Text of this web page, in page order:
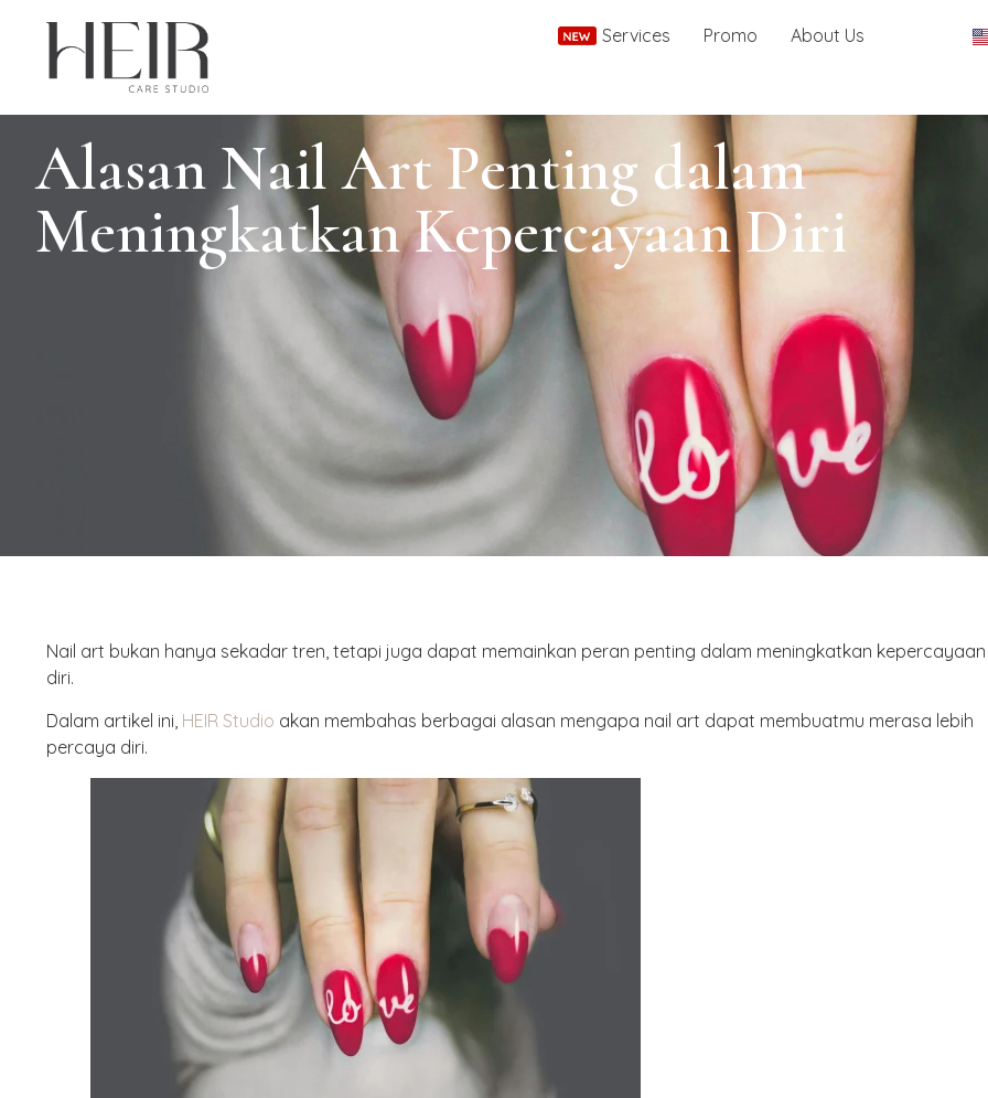
Services Promo About Us
Alasan Nail Art Penting dalam
Meningkatkan Kepercayaan Diri
Nail art bukan hanya sekadar tren, tetapi juga dapat memainkan peran penting dalam meningkatkan kepercayaan
diri.
Dalam artikel ini, HEIR Studio akan membahas berbagai alasan mengapa nail art dapat membuatmu merasa lebih
percaya diri.